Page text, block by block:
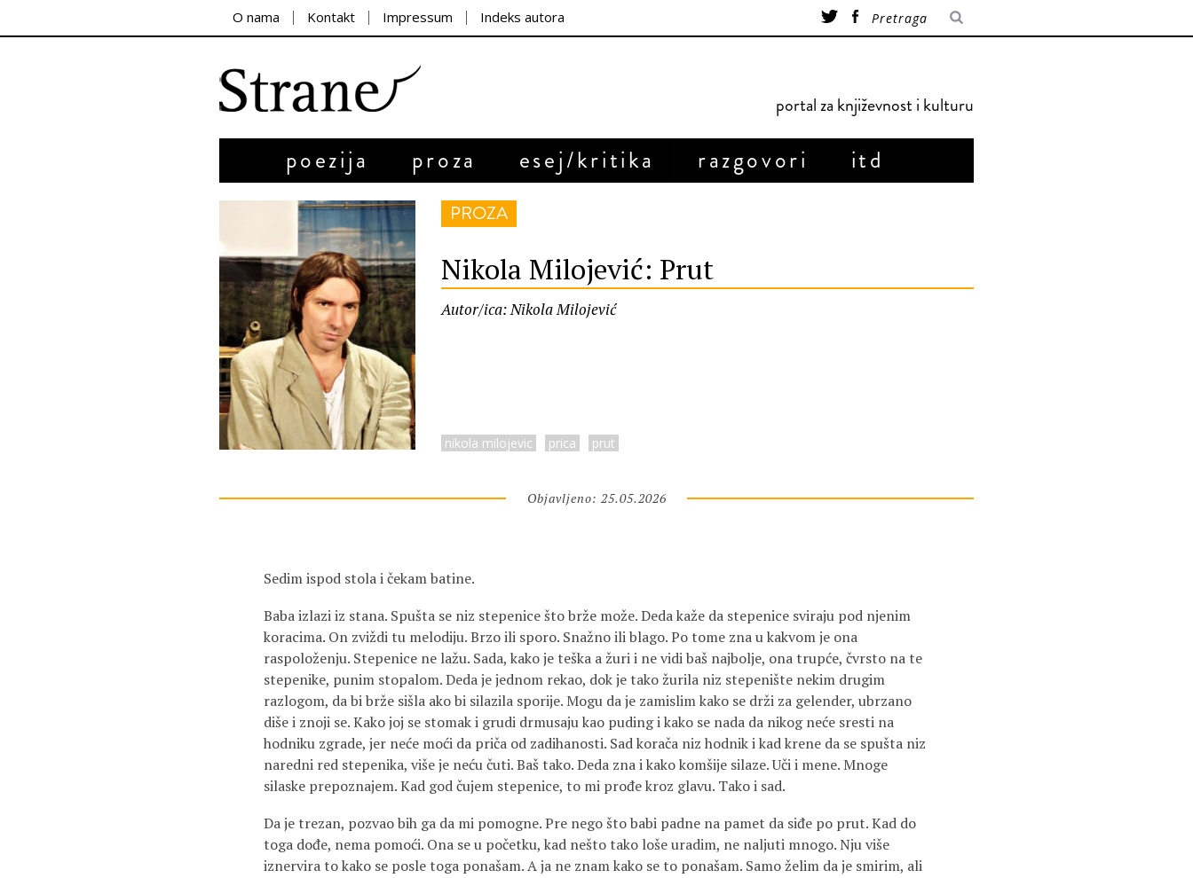
O nama Kontakt Impressum Indeks autora
portal za književnost i kulturu
poezija proza esej/kritika razgovori itd
PROZA
Nikola Milojević: Prut
Autor/ica: Nikola Milojević
nikola milojevic prica prut
Objavljeno: 25.05.2026
Sedim ispod stola i čekam batine.
Baba izlazi iz stana. Spušta se niz stepenice što brže može. Deda kaže da stepenice sviraju pod njenim
koracima. On zviždi tu melodiju. Brzo ili sporo. Snažno ili blago. Po tome zna u kakvom je ona
raspoloženju. Stepenice ne lažu. Sada, kako je teška a žuri i ne vidi baš najbolje, ona trupće, čvrsto na te
stepenike, punim stopalom. Deda je jednom rekao, dok je tako žurila niz stepenište nekim drugim
razlogom, da bi brže sišla ako bi silazila sporije. Mogu da je zamislim kako se drži za gelender, ubrzano
diše i znoji se. Kako joj se stomak i grudi drmusaju kao puding i kako se nada da nikog neće sresti na
hodniku zgrade, jer neće moći da priča od zadihanosti. Sad korača niz hodnik i kad krene da se spušta niz
naredni red stepenika, više je neću čuti. Baš tako. Deda zna i kako komšije silaze. Uči i mene. Mnoge
silaske prepoznajem. Kad god čujem stepenice, to mi prođe kroz glavu. Tako i sad.
Da je trezan, pozvao bih ga da mi pomogne. Pre nego što babi padne na pamet da siđe po prut. Kad do
toga dođe, nema pomoći. Ona se u početku, kad nešto tako loše uradim, ne naljuti mnogo. Nju više
iznervira to kako se posle toga ponašam. A ja ne znam kako se to ponašam. Samo želim da je smirim, ali